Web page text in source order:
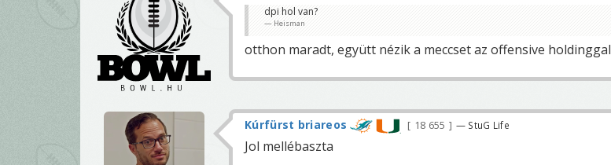
dpi hol van?
Heisman
otthon maradt, együtt nézik a meccset az offensive holdinggal
Kúrfürst briareos 18 655 — StuG Life
Jol mellébaszta